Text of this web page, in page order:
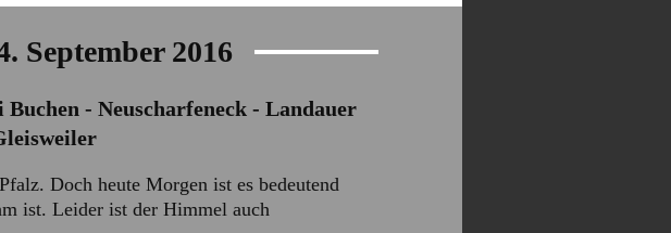
September 2016
- Neuscharfeneck - Landauer
Doch heute Morgen ist es bedeutend
ist. Leider ist der Himmel auch